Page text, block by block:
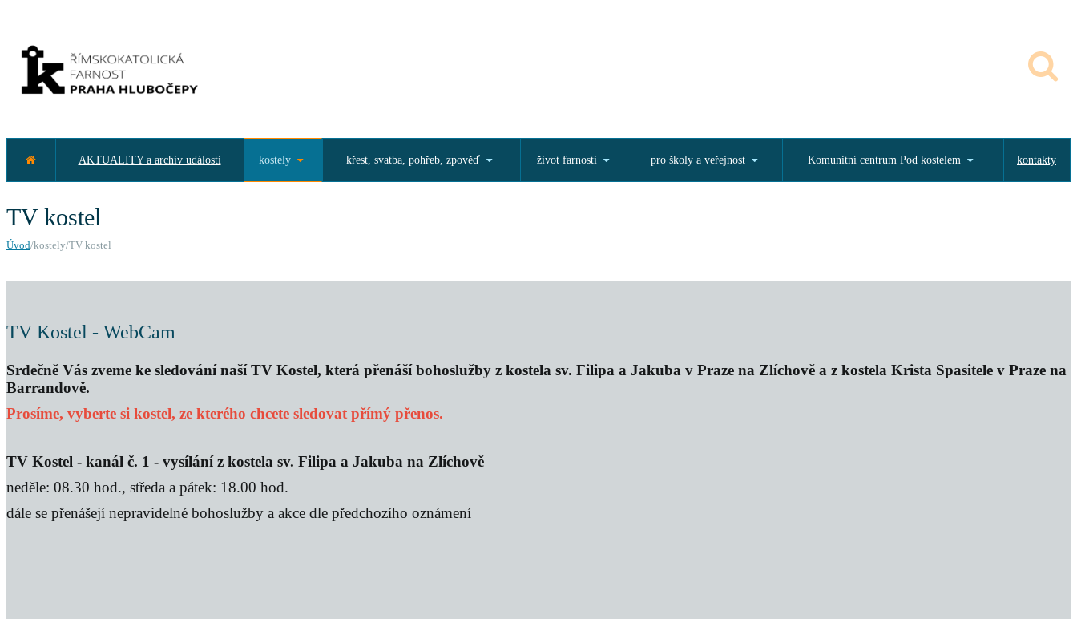
AKTUALITY a archiv událostí kostely křest, svatba, pohřeb, zpověď život farnosti pro školy a veřejnost Komunitní centrum Pod kostelem kontakty
TV kostel
Úvod/kostely/TV kostel
TV Kostel - WebCam
Srdečně Vás zveme ke sledování naší TV Kostel, která přenáší bohoslužby z kostela sv. Filipa a Jakuba v Praze na Zlíchově a z kostela Krista Spasitele v Praze na
Barrandově.
Prosíme, vyberte si kostel, ze kterého chcete sledovat přímý přenos.
TV Kostel - kanál č. 1 - vysílání z kostela sv. Filipa a Jakuba na Zlíchově
neděle: 08.30 hod., středa a pátek: 18.00 hod.
dále se přenášejí nepravidelné bohoslužby a akce dle předchozího oznámení